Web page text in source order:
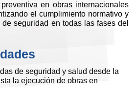
en obras internacionales
el cumplimiento normativo y
seguridad en todas las fases del
de seguridad y salud desde la
la ejecución de obras en